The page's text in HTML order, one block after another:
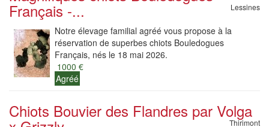
Français -... Lessines
Notre élevage familial agréé vous propose à la
réservation de superbes chiots Bouledogues
Français, nés le 18 mai 2026.
1000 €
Agréé
Chiots Bouvier des Flandres par Volga
Thirimont